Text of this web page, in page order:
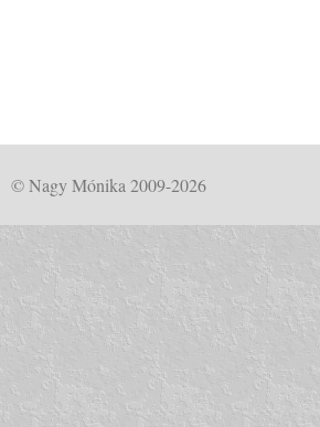
© Nagy Mónika 2009-2026